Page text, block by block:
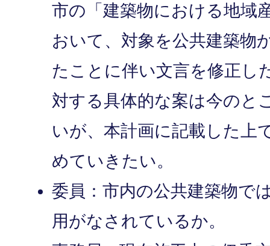
市の「建築物における地域
おいて、対象を公共建築物
たことに伴い文言を修正し
対する具体的な案は今のと
いが、本計画に記載した上
めていきたい。
委員：市内の公共建築物で
用がなされているか。